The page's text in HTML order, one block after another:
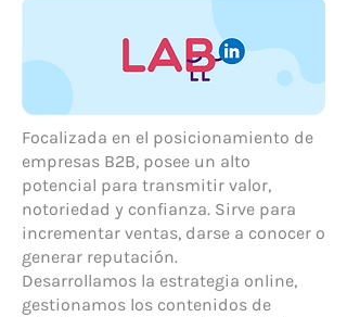
Focalizada en el posicionamiento de
empresas B2B, posee un alto
potencial para transmitir valor,
notoriedad y confianza. Sirve para
incrementar ventas, darse a conocer o
generar reputación.
Desarrollamos la estrategia online,
gestionamos los contenidos de